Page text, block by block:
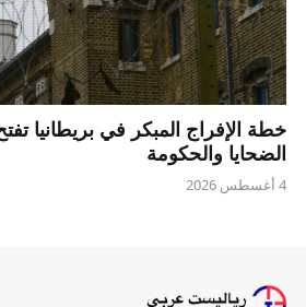
خطة الإفراج المبكر في بريطانيا
الضحايا والحكومة
4 أغسطس 2026